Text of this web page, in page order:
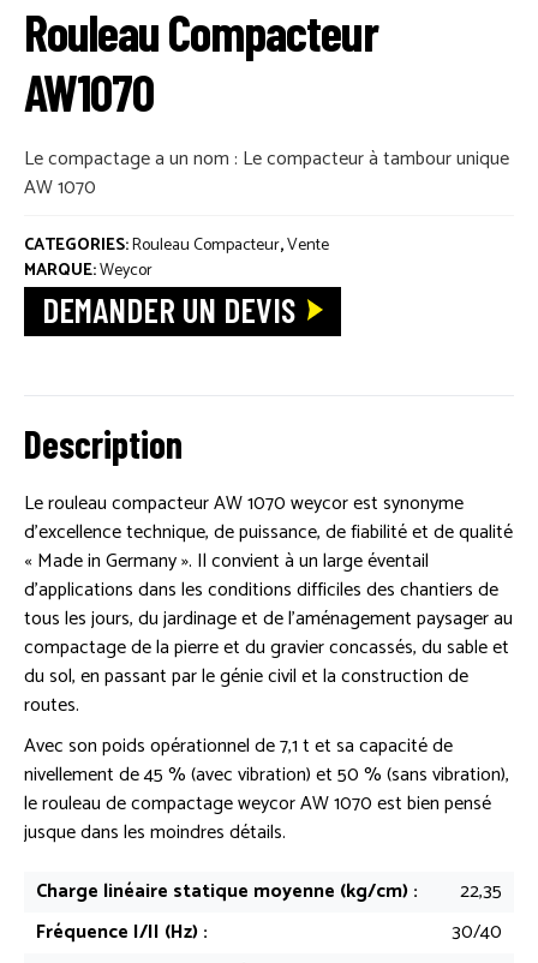
RÉPARATION
PIÈCES DÉTACHÉES
Rouleau Compacteur
AW1070
Le compactage a un nom : Le compacteur à tambour unique
AW 1070
CATEGORIES:Rouleau Compacteur,Vente
MARQUE:Weycor
DEMANDER UN DEVIS
Description
Le rouleau compacteur AW 1070 weycor est synonyme
d’excellence technique, de puissance, de fiabilité et de qualité
« Made in Germany ». Il convient à un large éventail
d’applications dans les conditions difficiles des chantiers de
tous les jours, du jardinage et de l’aménagement paysager au
compactage de la pierre et du gravier concassés, du sable et
du sol, en passant par le génie civil et la construction de
routes.
Avec son poids opérationnel de 7,1 t et sa capacité de
nivellement de 45 % (avec vibration) et 50 % (sans vibration),
le rouleau de compactage weycor AW 1070 est bien pensé
jusque dans les moindres détails.
Charge linéaire statique moyenne (kg/cm) :
22,35
Fréquence I/II (Hz) :
30/40